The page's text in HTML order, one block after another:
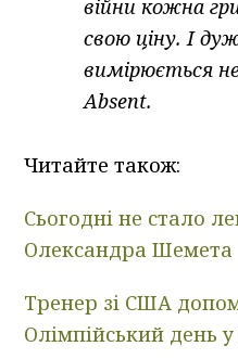
війни кожна
свою ціну. І
вимірюється
Absent.
Читайте також:
Сьогодні не стало
Олександра Шемета
Тренер зі США
Олімпійський день у